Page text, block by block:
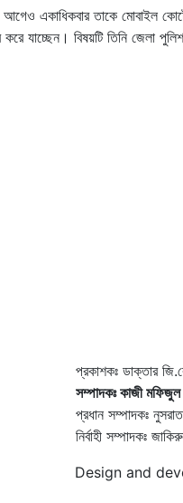
আগেও একাধিকবার তাকে মোবাইল
যাচ্ছেন। বিষয়টি তিনি জেলা
প্রকাশকঃ ডাক্তার
সম্পাদকঃ কাজী
প্রধান সম্পাদকঃ
নির্বাহী সম্পাদকঃ
Design and